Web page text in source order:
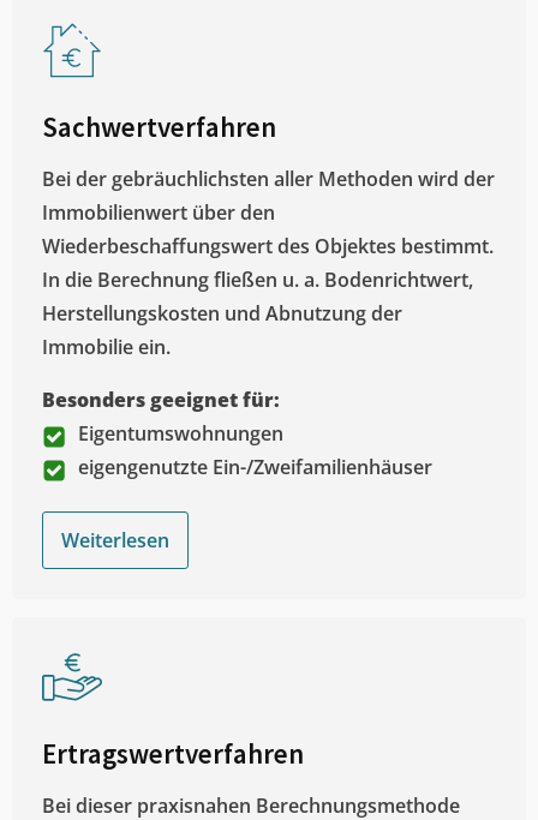
Sachwertverfahren
Bei der gebräuchlichsten aller Methoden wird der
Immobilienwert über den
Wiederbeschaffungswert des Objektes bestimmt.
In die Berechnung fließen u. a. Bodenrichtwert,
Herstellungskosten und Abnutzung der
Immobilie ein.
Besonders geeignet für:
Eigentumswohnungen
eigengenutzte Ein-/Zweifamilienhäuser
Weiterlesen
Ertragswertverfahren
Bei dieser praxisnahen Berechnungsmethode